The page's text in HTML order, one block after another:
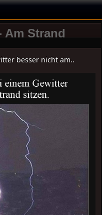
Am Strand
besser nicht am..